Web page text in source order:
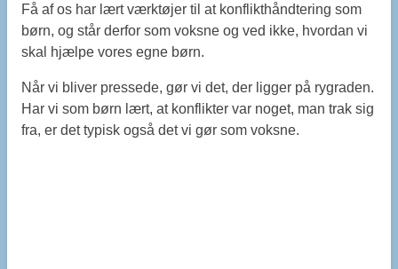
Få af os har lært værktøjer til at konflikthåndtering som
børn, og står derfor som voksne og ved ikke, hvordan vi
skal hjælpe vores egne børn.
Når vi bliver pressede, gør vi det, der ligger på rygraden.
Har vi som børn lært, at konflikter var noget, man trak sig
fra, er det typisk også det vi gør som voksne.